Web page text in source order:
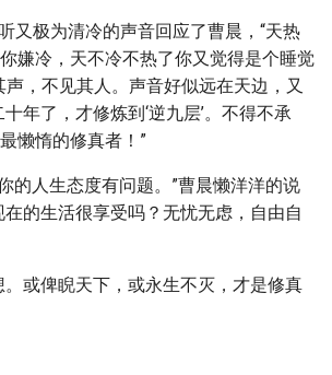
又极为清冷的声音回应了曹晨，“天热
嫌冷，天不冷不热了你又觉得是个睡觉
声，不见其人。声音好似远在天边，又
年了，才修炼到‘逆九层’。不得不承
懒惰的修真者！”
的人生态度有问题。”曹晨懒洋洋的说
在的生活很享受吗？无忧无虑，自由自
。或俾睨天下，或永生不灭，才是修真